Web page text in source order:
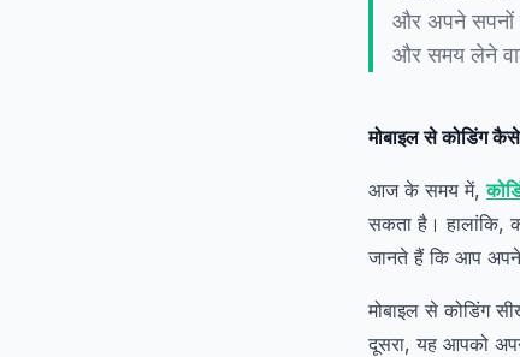
और अपने सपनों
और समय लेने
मोबाइल से कोडिंग
आज के समय में,
सकता है। हालांकि,
जानते हैं कि आप
मोबाइल से कोडिंग
दूसरा, यह आपको